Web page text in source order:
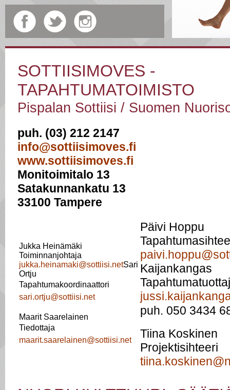
slide-82
SOTTIISIMOVES -
TAPAHTUMATOIMISTO
Pispalan Sottiisi / Suomen
puh. (03) 212 2147
info@sottiisimoves.fi
www.sottiisimoves.fi
Monitoimitalo 13
Satakunnankatu 13
33100 Tampere
Jukka Heinämäki
Toiminnanjohtaja
jukka.heinamaki@sottiisi.netSari
Ortju
Tapahtumakoordinaattori
sari.ortju@sottiisi.net
Maarit Saarelainen
Tiedottaja
maarit.saarelainen@sottiisi.net
Päivi Hoppu
Kaijankangas
puh. 050 3434
Tiina Koskinen
Projektisihteeri